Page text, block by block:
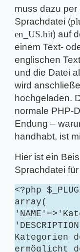
muss dazu
Sprachdatei (
en_US.bit) auf
einem Text-
englischen
und die Datei
wird
hochgeladen.
normale PHP-
Endung –
handhabt, ist
Hier ist ein
Sprachdatei
<?php
array(
Kategorien
ermöglicht